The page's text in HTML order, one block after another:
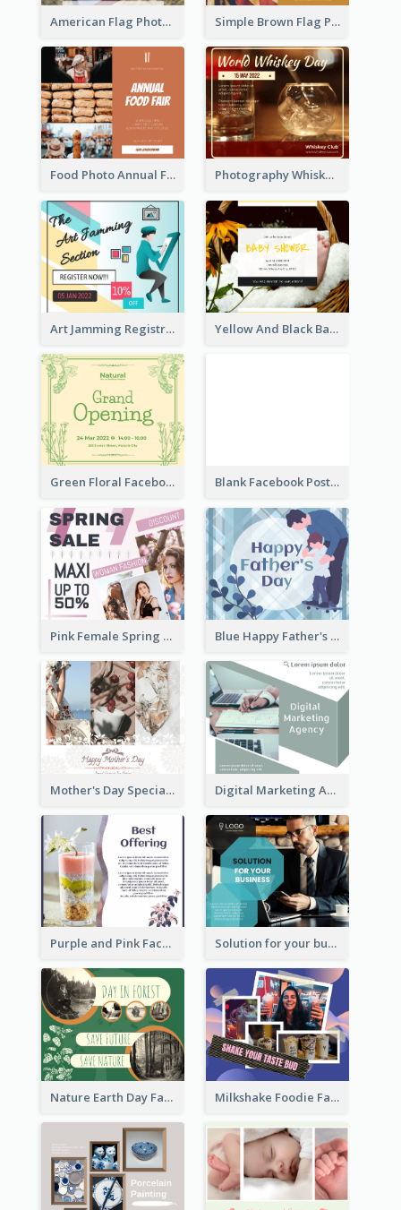
American Flag Photo Memorial Day Celebration Facebook Post Simple Brown Flag Photo Memorial Day Facebook Post
Food Photo Annual Food Fair Invitation Facebook Post Photography Whiskey Day Facebook Post With Details
Art Jamming Registration Facebook Post Yellow And Black Baby Shower Facebook Post
Green Floral Facebook Post About Grand Opening Blank Facebook Post
Pink Female Spring Fashion Facebook Post Design Blue Happy Father's Day Facebook Post
Mother's Day Special Sale Orange Facebook Post Digital Marketing Agency Green Facebook Post
Purple and Pink Facebook Post Solution for your business Facebook Post
Nature Earth Day Facebook Post Milkshake Foodie Facebook Post